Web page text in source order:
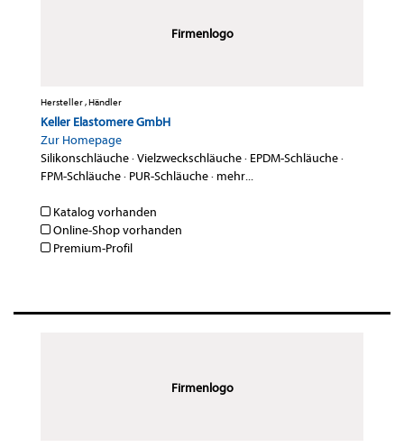
Firmenlogo
Hersteller , Händler
Keller Elastomere GmbH
Zur Homepage
Silikonschläuche·Vielzweckschläuche· EPDM-Schläuche·
FPM-Schläuche· PUR-Schläuche· mehr...
Katalog vorhanden
Online-Shop vorhanden
Premium-Profil
Firmenlogo